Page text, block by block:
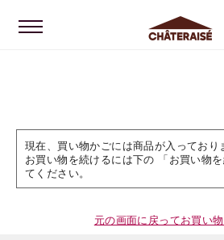
現在、買い物かごには商品が入っており
お買い物を続けるには下の 「お買い物
てください。
元の画面に戻ってお買い